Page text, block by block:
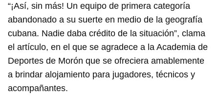
“¡Así, sin más! Un equipo de primera categoría
abandonado a su suerte en medio de la geografía
cubana. Nadie daba crédito de la situación”, clama
el artículo, en el que se agradece a la Academia de
Deportes de Morón que se ofreciera amablemente
a brindar alojamiento para jugadores, técnicos y
acompañantes.